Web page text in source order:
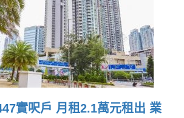
實呎戶 月租2.1萬元租出 業